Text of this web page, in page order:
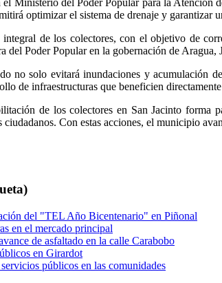
Ministerio del Poder Popular para la Atención
optimizar el sistema de drenaje y garantizar
de los colectores, con el objetivo de
Poder Popular en la gobernación de
no solo evitará inundaciones y acumulación
de infraestructuras que beneficien
de los colectores en San Jacinto
Con estas acciones, el municipio
del "TEL Año Bicentenario" en Piñonal
en el mercado principal
de asfaltado en la calle Carabobo
en Girardot
públicos en las comunidades